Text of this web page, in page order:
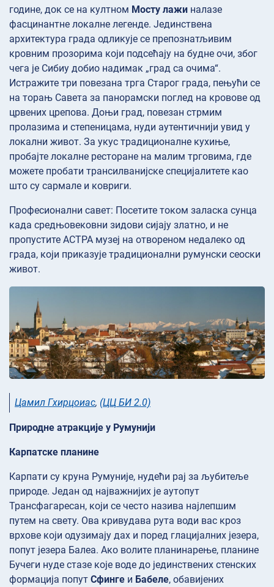
године, док се на култном Мосту лажи налазе
фасцинантне локалне легенде. Јединствена
архитектура града одликује се препознатљивим
кровним прозорима који подсећају на будне очи, због
чега је Сибиу добио надимак „град са очима“.
Истражите три повезана трга Старог града, пењући се
на торањ Савета за панорамски поглед на кровове од
црвених црепова. Доњи град, повезан стрмим
пролазима и степеницама, нуди аутентичнији увид у
локални живот. За укус традиционалне кухиње,
пробајте локалне ресторане на малим трговима, где
можете пробати трансилванијске специјалитете као
што су сармале и ковриги.
Професионални савет: Посетите током заласка сунца
када средњовековни зидови сијају златно, и не
пропустите АСТРА музеј на отвореном недалеко од
града, који приказује традиционални румунски сеоски
живот.
Цамил Гхирцоиас, (ЦЦ БИ 2.0)
Природне атракције у Румунији
Карпатске планине
Карпати су круна Румуније, нудећи рај за љубитеље
природе. Један од најважнијих је аутопут
Трансфагаресан, који се често назива најлепшим
путем на свету. Ова кривудава рута води вас кроз
врхове који одузимају дах и поред глацијалних језера,
попут језера Балеа. Ако волите планинарење, планине
Бучеги нуде стазе које воде до јединствених стенских
формација попут Сфинге и Бабеле, обавијених